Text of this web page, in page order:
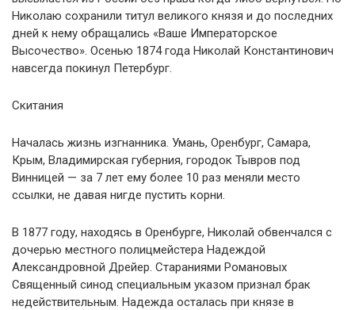
Николаю сохранили титул великого князя и до последних
дней к нему обращались «Ваше Императорское
Высочество». Осенью 1874 года Николай Константинович
навсегда покинул Петербург.
Скитания
Началась жизнь изгнанника. Умань, Оренбург, Самара,
Крым, Владимирская губерния, городок Тывров под
Винницей — за 7 лет ему более 10 раз меняли место
ссылки, не давая нигде пустить корни.
В 1877 году, находясь в Оренбурге, Николай обвенчался с
дочерью местного полицмейстера Надеждой
Александровной Дрейер. Стараниями Романовых
Священный синод специальным указом признал брак
недействительным. Надежда осталась при князе в